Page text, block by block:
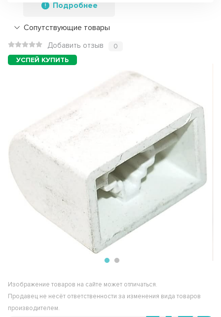
Подробнее
Сопутствующие товары
Добавить отзыв 0
Изображение товаров на сайте может отличаться.
Продавец не несёт ответственности за изменения вида товаров
производителем.